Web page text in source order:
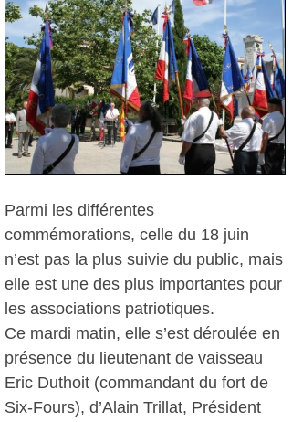
Parmi les différentes
commémorations, celle du 18 juin
n’est pas la plus suivie du public, mais
elle est une des plus importantes pour
les associations patriotiques.
Ce mardi matin, elle s’est déroulée en
présence du lieutenant de vaisseau
Eric Duthoit (commandant du fort de
Six-Fours), d’Alain Trillat, Président